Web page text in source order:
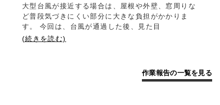
大型台風が接近する場合は、屋根や外壁、窓周りな
ど普段気づきにくい部分に大きな負担がかかりま
す。 今回は、台風が通過した後、見た目
(続きを読む)
作業報告の一覧を見る